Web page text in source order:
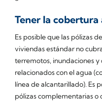
Tener la cobertura
Es posible que las pólizas
viviendas estándar no
terremotos, inundaciones y
relacionados con el agua
línea de alcantarillado). Es
pólizas complementarias